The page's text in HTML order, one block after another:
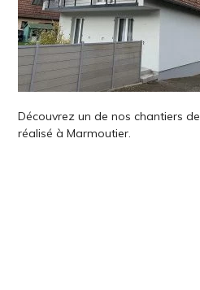
Découvrez un de nos chantiers
réalisé à Marmoutier.